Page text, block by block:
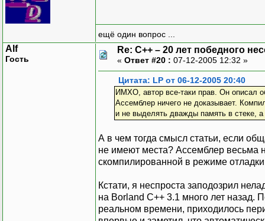
ещё один вопрос ...
Alf
Гость
Re: C++ – 20 лет победного
« Ответ #20 : 07-12-2005 12:32 »
Цитата: LP от 06-12-2005 20:40
ИМХО, автор все-таки прав. Он описал
Ассемблер ничего не доказывает.
и не выделять дважды память в стеке, а
А в чем тогда смысл статьи, если
не имеют места? Ассемблер весьма
скомпилированной в режиме
Кстати, я неспроста заподозрил
на Borland C++ 3.1 много лет назад.
реальном времени, приходилось